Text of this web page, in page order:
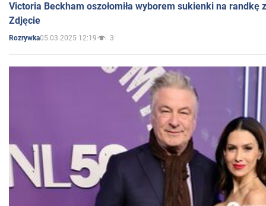
Victoria Beckham oszołomiła wyborem sukienki na randkę
Zdjęcie
Rozrywka05.03.2025 12:19 3